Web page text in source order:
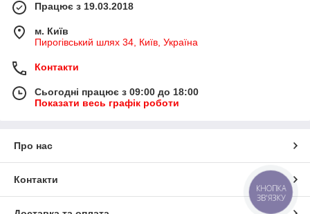
Працює з 19.03.2018
м. Київ
Пирогівський шлях 34, Київ, Україна
Контакти
Сьогодні працює з 09:00 до 18:00
Показати весь графік роботи
Про нас
Контакти
КНОПКА
ЗВ'ЯЗКУ